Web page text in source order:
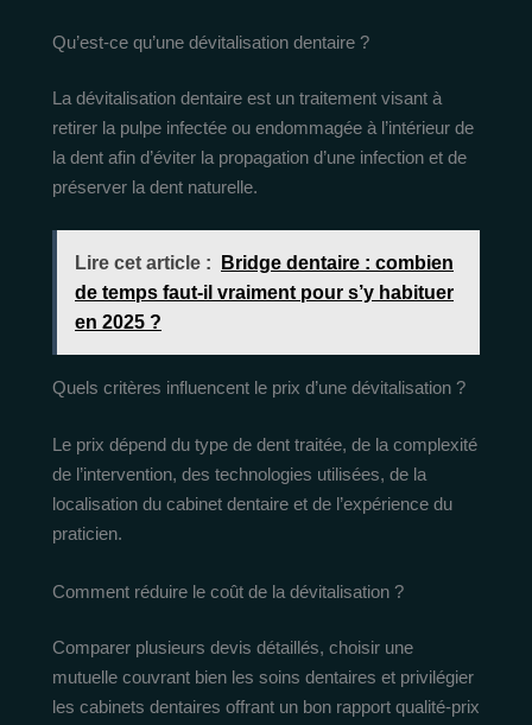
Qu’est-ce qu’une dévitalisation dentaire ?
La dévitalisation dentaire est un traitement visant à
retirer la pulpe infectée ou endommagée à l’intérieur de
la dent afin d’éviter la propagation d’une infection et de
préserver la dent naturelle.
Lire cet article :
Bridge dentaire : combien
de temps faut-il vraiment pour s’y habituer
en 2025 ?
Quels critères influencent le prix d’une dévitalisation ?
Le prix dépend du type de dent traitée, de la complexité
de l’intervention, des technologies utilisées, de la
localisation du cabinet dentaire et de l’expérience du
praticien.
Comment réduire le coût de la dévitalisation ?
Comparer plusieurs devis détaillés, choisir une
mutuelle couvrant bien les soins dentaires et privilégier
les cabinets dentaires offrant un bon rapport qualité-prix